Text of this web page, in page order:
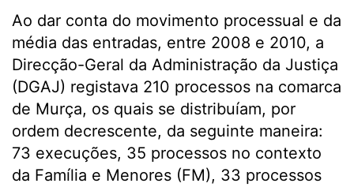
Ao dar conta do movimento processual e da
média das entradas, entre 2008 e 2010, a
Direcção-Geral da Administração da Justiça
(DGAJ) registava 210 processos na comarca
de Murça, os quais se distribuíam, por
ordem decrescente, da seguinte maneira:
73 execuções, 35 processos no contexto
da Família e Menores (FM), 33 processos